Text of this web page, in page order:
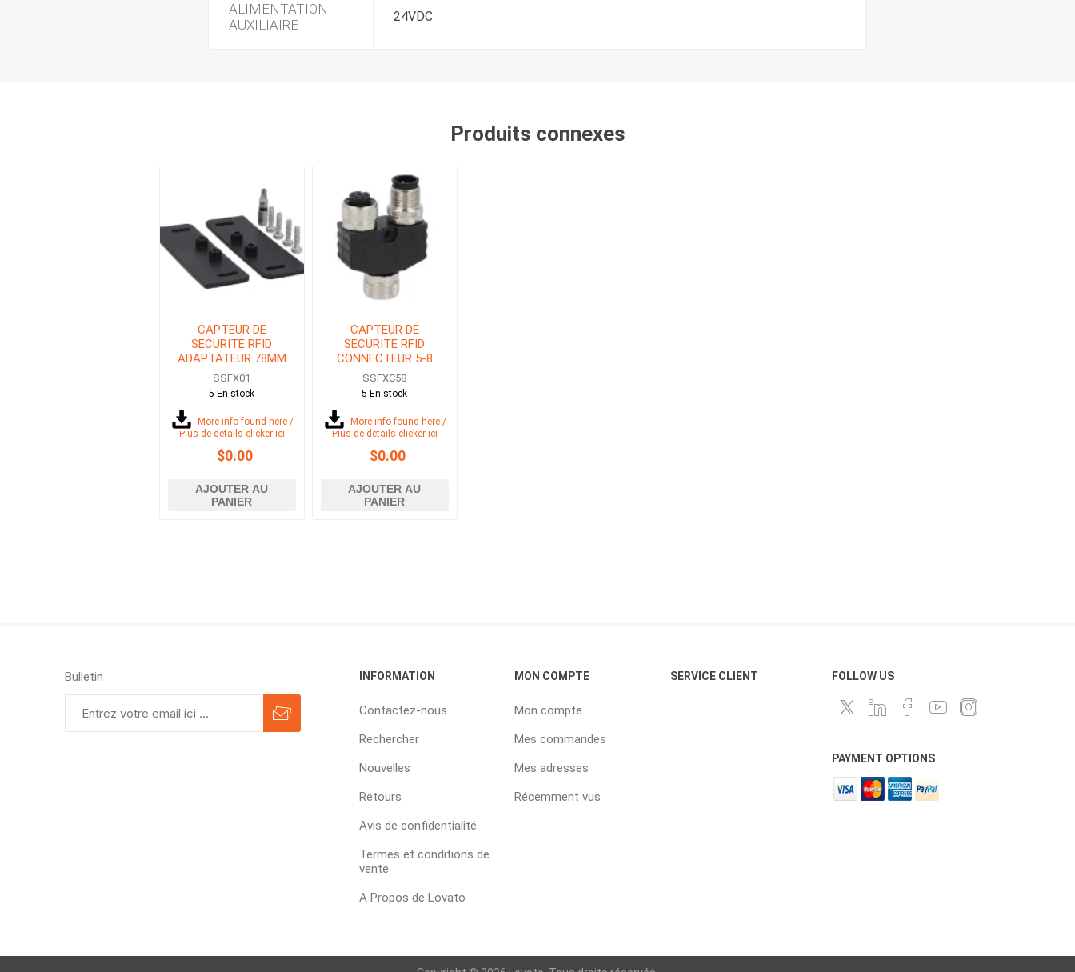
ALIMENTATION
AUXILIAIRE
24VDC
Produits connexes
CAPTEUR DE
SECURITE RFID
ADAPTATEUR 78MM
SSFX01
5 En stock
More info found here /
Plus de details clicker ici
$0.00
AJOUTER AU
PANIER
CAPTEUR DE
SECURITE RFID
CONNECTEUR 5-8
BROCHES
SSFXC58
5 En stock
More info found here /
Plus de details clicker ici
$0.00
AJOUTER AU
PANIER
Bulletin INFORMATION
Contactez-nous
Rechercher
Nouvelles
Retours
Avis de confidentialité
Termes et conditions de
vente
A Propos de Lovato
MON COMPTE
Mon compte
Mes commandes
Mes adresses
Récemment vus
SERVICE CLIENT FOLLOW US
PAYMENT OPTIONS